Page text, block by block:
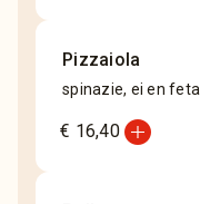
Pizzaiola
spinazie, ei en feta
€ 16,40add_circle